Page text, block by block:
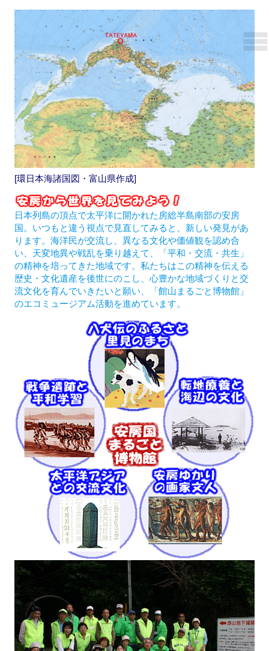
[環日本海諸国図・富山県作成]
日本列島の頂点で太平洋に開かれた房総半島南部の安房
国。いつもと違う視点で見直してみると、新しい発見があ
ります。海洋民が交流し、異なる文化や価値観を認め合
い、天変地異や戦乱を乗り越えて、「平和・交流・共生」
の精神を培ってきた地域です。私たちはこの精神を伝える
歴史・文化遺産を後世にのこし、心豊かな地域づくりと交
流文化を育んでいきたいと願い、「館山まるごと博物館」
のエコミュージアム活動を進めています。